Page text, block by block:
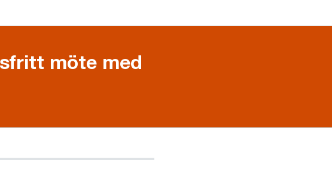
möte med